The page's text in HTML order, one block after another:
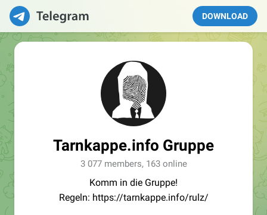
DOWNLOAD
Tarnkappe.info Gruppe
3 077 members, 163 online
Komm in die Gruppe!
Regeln: https://tarnkappe.info/rulz/